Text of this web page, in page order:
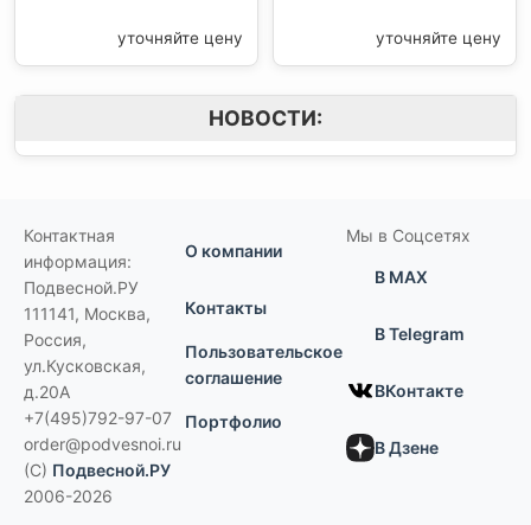
уточняйте цену уточняйте цену
НОВОСТИ:
Контактная
информация:
Подвесной.РУ
111141, Москва,
Россия,
ул.Кусковская,
д.20А
+7(495)792-97-07
order@podvesnoi.ru
(C) Подвесной.РУ
2006-2026
О компании
Контакты
Пользовательское
соглашение
Портфолио
Мы в Соцсетях
В MAX
В Telegram
ВКонтакте
В Дзене